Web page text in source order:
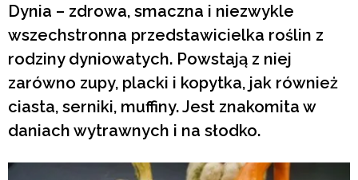
Dynia – zdrowa, smaczna i niezwykle
wszechstronna przedstawicielka roślin z
rodziny dyniowatych. Powstają z niej
zarówno zupy, placki i kopytka, jak również
ciasta, serniki, muffiny. Jest znakomita w
daniach wytrawnych i na słodko.